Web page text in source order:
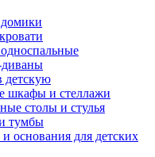
шкафы и стеллажи
столы и стулья
тумбы
основания для детских